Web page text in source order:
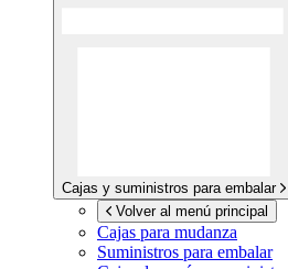
Cajas y suministros para embalar
Volver al menú principal
Cajas para mudanza
Suministros para embalar